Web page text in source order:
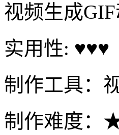
视频生成
实用性: ♥♥♥
制作工具：
制作难度